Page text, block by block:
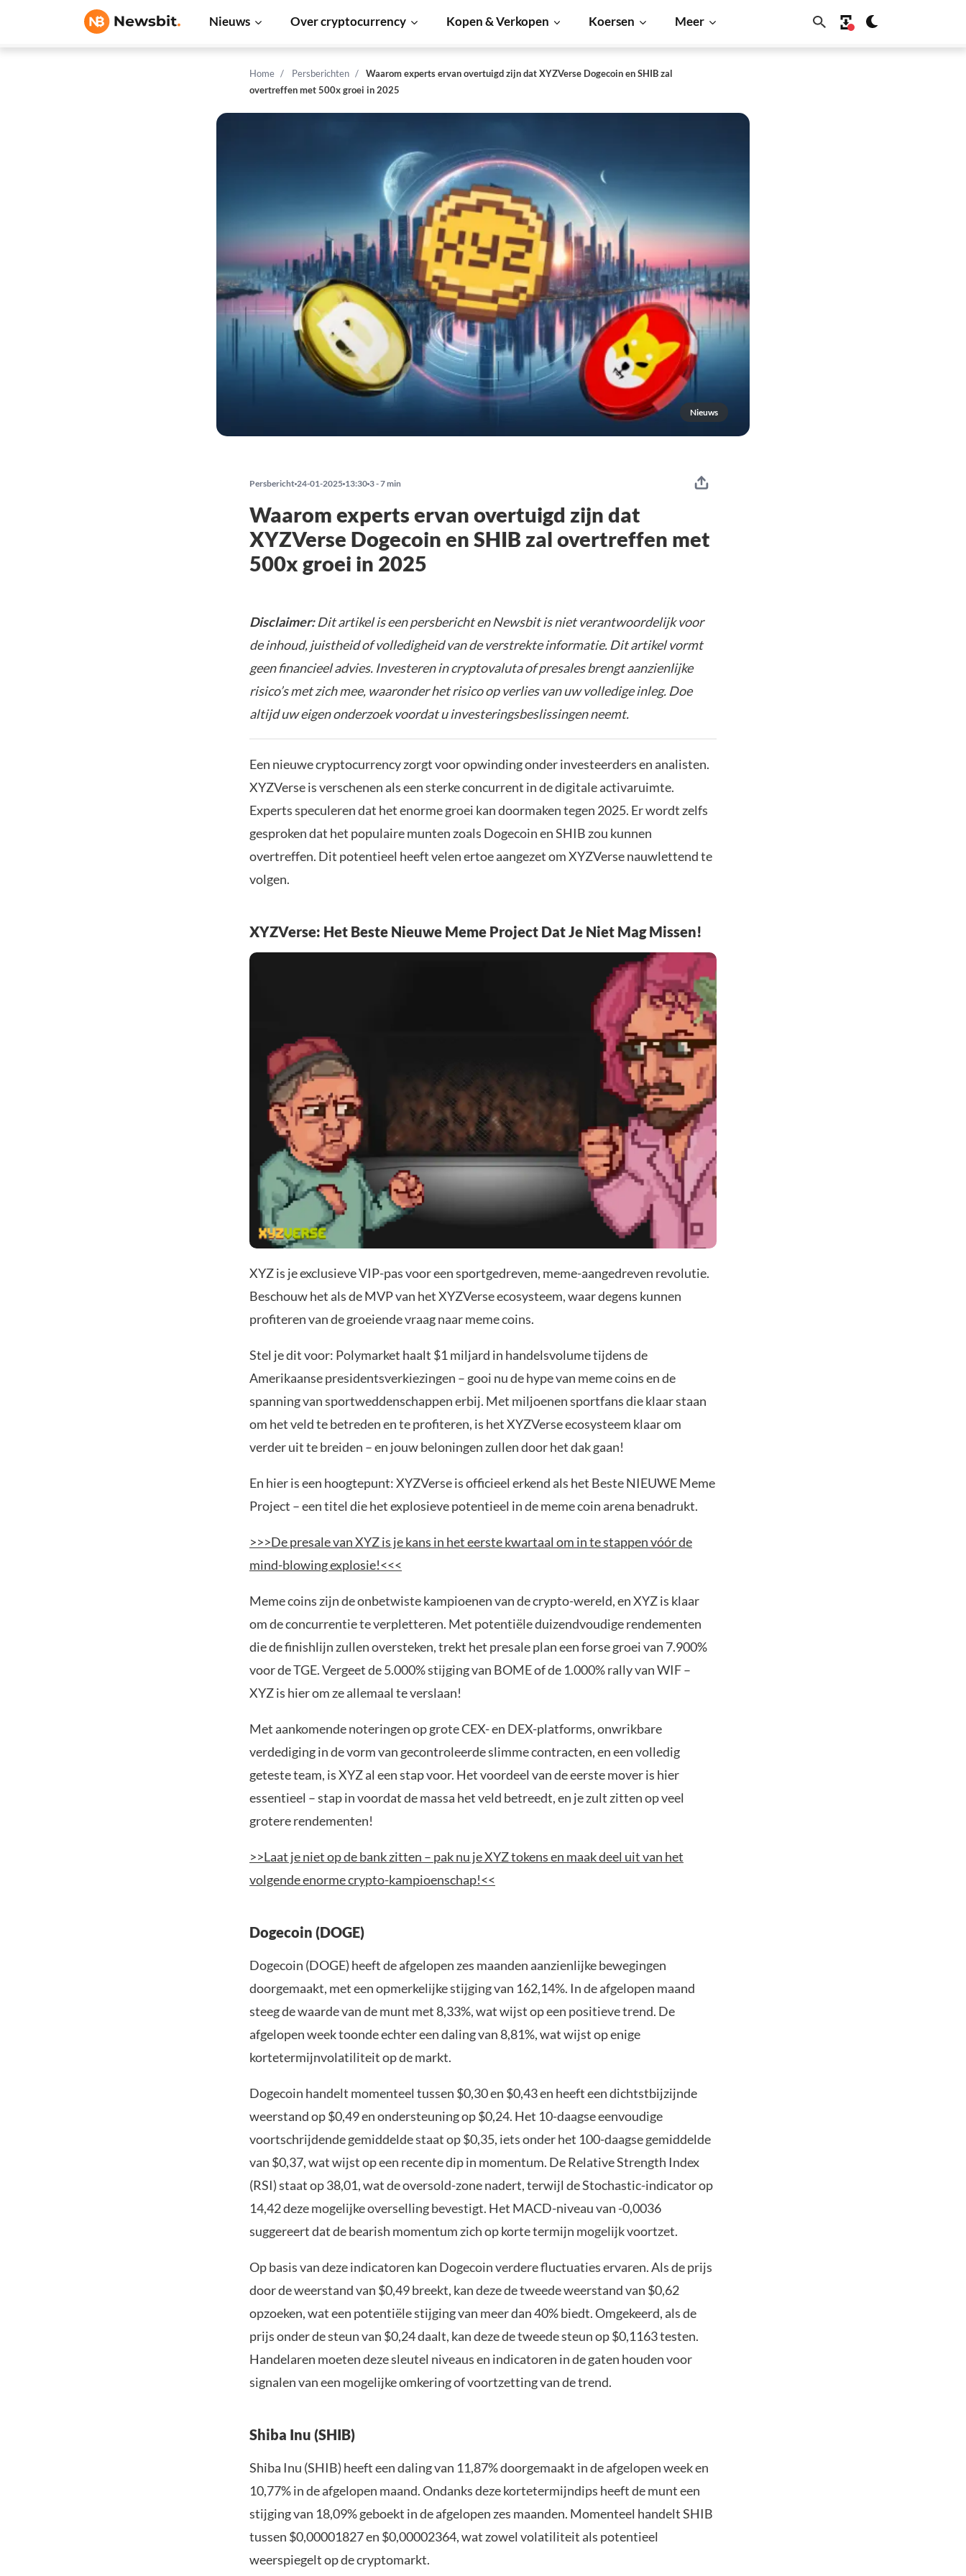
Nieuws Over cryptocurrency Kopen & Verkopen Koersen Meer
Home Persberichten
Waarom experts ervan overtuigd zijn dat XYZVerse Dogecoin en SHIB zal
overtreffen met 500x groei in 2025
Nieuws
Persbericht 24-01-2025 13:30 3 - 7 min
Waarom experts ervan overtuigd zijn dat
XYZVerse Dogecoin en SHIB zal overtreffen met
500x groei in 2025
Disclaimer: Dit artikel is een persbericht en Newsbit is niet verantwoordelijk voor
de inhoud, juistheid of volledigheid van de verstrekte informatie. Dit artikel vormt
geen financieel advies. Investeren in cryptovaluta of presales brengt aanzienlijke
risico’s met zich mee, waaronder het risico op verlies van uw volledige inleg. Doe
altijd uw eigen onderzoek voordat u investeringsbeslissingen neemt.
Een nieuwe cryptocurrency zorgt voor opwinding onder investeerders en analisten.
XYZVerse is verschenen als een sterke concurrent in de digitale activaruimte.
Experts speculeren dat het enorme groei kan doormaken tegen 2025. Er wordt zelfs
gesproken dat het populaire munten zoals Dogecoin en SHIB zou kunnen
overtreffen. Dit potentieel heeft velen ertoe aangezet om XYZVerse nauwlettend te
volgen.
XYZVerse: Het Beste Nieuwe Meme Project Dat Je Niet Mag Missen!
XYZ is je exclusieve VIP-pas voor een sportgedreven, meme-aangedreven revolutie.
Beschouw het als de MVP van het XYZVerse ecosysteem, waar degens kunnen
profiteren van de groeiende vraag naar meme coins.
Stel je dit voor: Polymarket haalt $1 miljard in handelsvolume tijdens de
Amerikaanse presidentsverkiezingen – gooi nu de hype van meme coins en de
spanning van sportweddenschappen erbij. Met miljoenen sportfans die klaar staan
om het veld te betreden en te profiteren, is het XYZVerse ecosysteem klaar om
verder uit te breiden – en jouw beloningen zullen door het dak gaan!
En hier is een hoogtepunt: XYZVerse is officieel erkend als het Beste NIEUWE Meme
Project – een titel die het explosieve potentieel in de meme coin arena benadrukt.
>>>De presale van XYZ is je kans in het eerste kwartaal om in te stappen vóór de
mind-blowing explosie!<<<
Meme coins zijn de onbetwiste kampioenen van de crypto-wereld, en XYZ is klaar
om de concurrentie te verpletteren. Met potentiële duizendvoudige rendementen
die de finishlijn zullen oversteken, trekt het presale plan een forse groei van 7.900%
voor de TGE. Vergeet de 5.000% stijging van BOME of de 1.000% rally van WIF –
XYZ is hier om ze allemaal te verslaan!
Met aankomende noteringen op grote CEX- en DEX-platforms, onwrikbare
verdediging in de vorm van gecontroleerde slimme contracten, en een volledig
geteste team, is XYZ al een stap voor. Het voordeel van de eerste mover is hier
essentieel – stap in voordat de massa het veld betreedt, en je zult zitten op veel
grotere rendementen!
>>Laat je niet op de bank zitten – pak nu je XYZ tokens en maak deel uit van het
volgende enorme crypto-kampioenschap!<<
Dogecoin (DOGE)
Dogecoin (DOGE) heeft de afgelopen zes maanden aanzienlijke bewegingen
doorgemaakt, met een opmerkelijke stijging van 162,14%. In de afgelopen maand
steeg de waarde van de munt met 8,33%, wat wijst op een positieve trend. De
afgelopen week toonde echter een daling van 8,81%, wat wijst op enige
kortetermijnvolatiliteit op de markt.
Dogecoin handelt momenteel tussen $0,30 en $0,43 en heeft een dichtstbijzijnde
weerstand op $0,49 en ondersteuning op $0,24. Het 10-daagse eenvoudige
voortschrijdende gemiddelde staat op $0,35, iets onder het 100-daagse gemiddelde
van $0,37, wat wijst op een recente dip in momentum. De Relative Strength Index
(RSI) staat op 38,01, wat de oversold-zone nadert, terwijl de Stochastic-indicator op
14,42 deze mogelijke overselling bevestigt. Het MACD-niveau van -0,0036
suggereert dat de bearish momentum zich op korte termijn mogelijk voortzet.
Op basis van deze indicatoren kan Dogecoin verdere fluctuaties ervaren. Als de prijs
door de weerstand van $0,49 breekt, kan deze de tweede weerstand van $0,62
opzoeken, wat een potentiële stijging van meer dan 40% biedt. Omgekeerd, als de
prijs onder de steun van $0,24 daalt, kan deze de tweede steun op $0,1163 testen.
Handelaren moeten deze sleutel niveaus en indicatoren in de gaten houden voor
signalen van een mogelijke omkering of voortzetting van de trend.
Shiba Inu (SHIB)
Shiba Inu (SHIB) heeft een daling van 11,87% doorgemaakt in de afgelopen week en
10,77% in de afgelopen maand. Ondanks deze kortetermijndips heeft de munt een
stijging van 18,09% geboekt in de afgelopen zes maanden. Momenteel handelt SHIB
tussen $0,00001827 en $0,00002364, wat zowel volatiliteit als potentieel
weerspiegelt op de cryptomarkt.